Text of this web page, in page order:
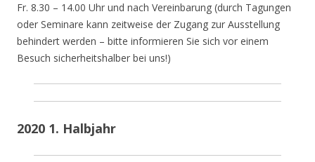
Fr. 8.30 – 14.00 Uhr und nach Vereinbarung (durch Tagungen
oder Seminare kann zeitweise der Zugang zur Ausstellung
behindert werden – bitte informieren Sie sich vor einem
Besuch sicherheitshalber bei uns!)
2020 1. Halbjahr